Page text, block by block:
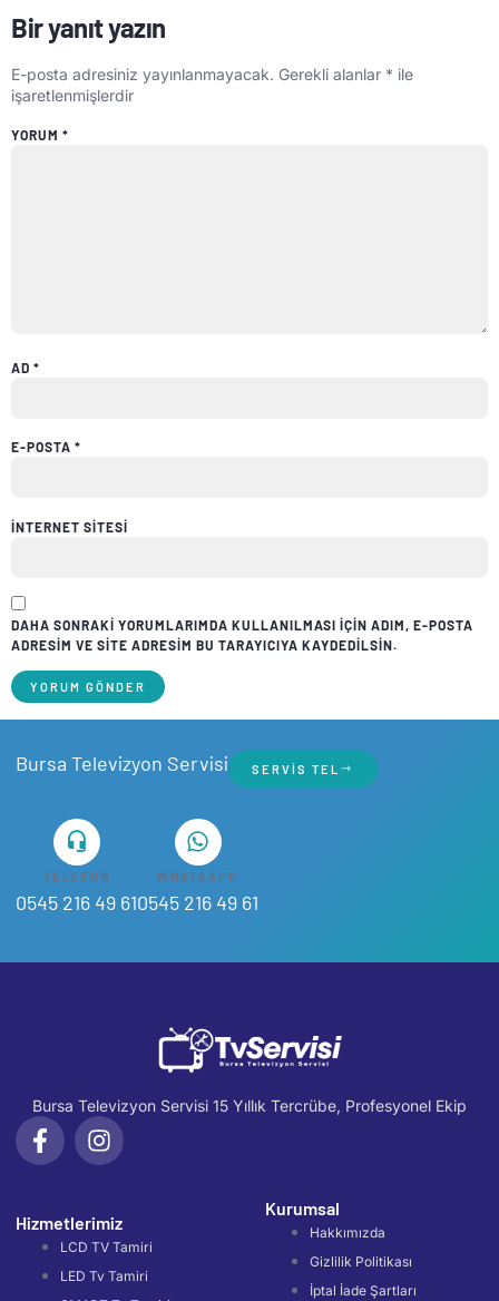
Bir yanıt yazın
E-posta adresiniz yayınlanmayacak. Gerekli alanlar * ile
işaretlenmişlerdir
YORUM *
AD *
E-POSTA *
İNTERNET SITESI
DAHA SONRAKI YORUMLARIMDA KULLANILMASI IÇIN ADIM, E-POSTA
ADRESIM VE SITE ADRESIM BU TARAYICIYA KAYDEDILSIN.
Bursa Televizyon Servisi SERVIS TEL
TELEFON
0545 216 49 61
WHATSAPP
0545 216 49 61
Bursa Televizyon Servisi 15 Yıllık Tercrübe, Profesyonel Ekip
Hizmetlerimiz
LCD TV Tamiri
LED Tv Tamiri
Kurumsal
Hakkımızda
Gizlilik Politikası
İptal İade Şartları